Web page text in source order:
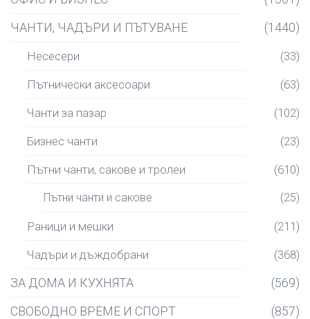
ЧАНТИ, ЧАДЪРИ И ПЪТУВАНЕ
(1440)
Несесери (33)
Пътнически аксесоари (63)
Чанти за пазар (102)
Бизнес чанти (23)
Пътни чанти, сакове и тролеи (610)
Пътни чанти и сакове (25)
Раници и мешки (211)
Чадъри и дъждобрани (368)
ЗА ДОМА И КУХНЯТА
(569)
СВОБОДНО ВРЕМЕ И СПОРТ
(857)